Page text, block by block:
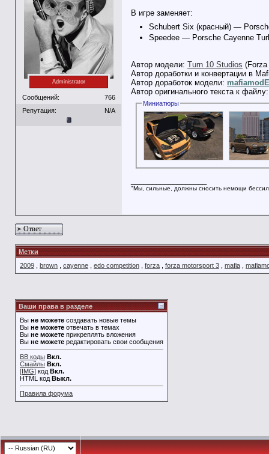
Administrator
Сообщений:
766
Репутация:
N/A
В игре заменяет:
Schubert Six (красный) —
Speedee — Porsche Cayenne
Автор модели: Turn 10 Studios
Автор доработки и конвертации в
Автор доработок модели:
Автор оригинального текста к
Миниатюры
"Мы, сильные, должны сносить немощи
Ответ
Метки
2009
brown cayenne edo competition forza forza motorsport 3 mafia
Ваши права в разделе
Вы не можете создавать новые темы
Вы не можете отвечать в темах
Вы не можете прикреплять вложения
Вы не можете редактировать свои сообщения
BB коды Вкл.
Смайлы Вкл.
[IMG] код Вкл.
HTML код Выкл.
Правила форума